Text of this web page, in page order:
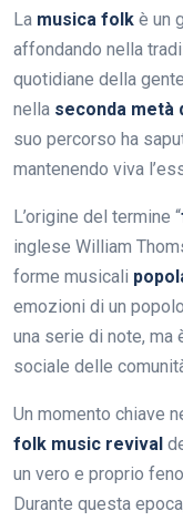
La musica folk è un
affondando nella
quotidiane della
nella seconda metà
suo percorso ha
mantenendo viva
L’origine del termine “
inglese William
forme musicali
emozioni di un
una serie di note, ma
sociale delle
Un momento chiave
folk music revival
un vero e proprio
Durante questa